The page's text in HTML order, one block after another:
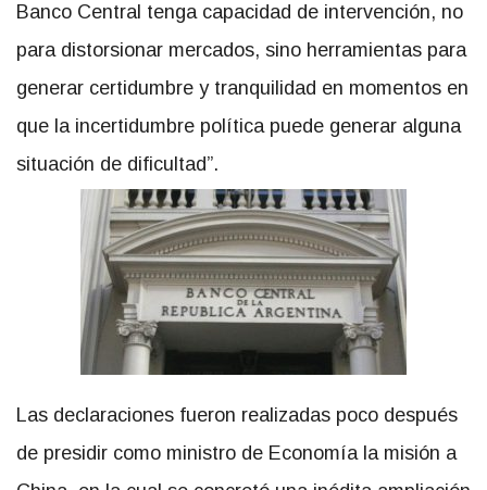
Banco Central tenga capacidad de intervención, no
para distorsionar mercados, sino herramientas para
generar certidumbre y tranquilidad en momentos en
que la incertidumbre política puede generar alguna
situación de dificultad”.
Las declaraciones fueron realizadas poco después
de presidir como ministro de Economía la misión a